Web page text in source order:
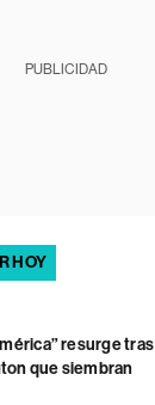
PUBLICIDAD
HOY
resurge tras
que siembran